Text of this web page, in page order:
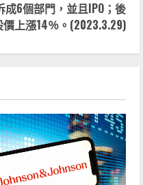
成6個部門，並且IPO；後
上漲14％。(2023.3.29)